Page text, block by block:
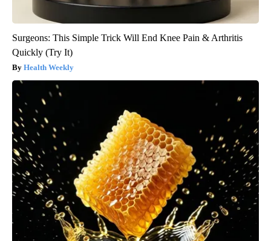
Surgeons: This Simple Trick Will End Knee Pain & Arthritis
Quickly (Try It)
Health Weekly